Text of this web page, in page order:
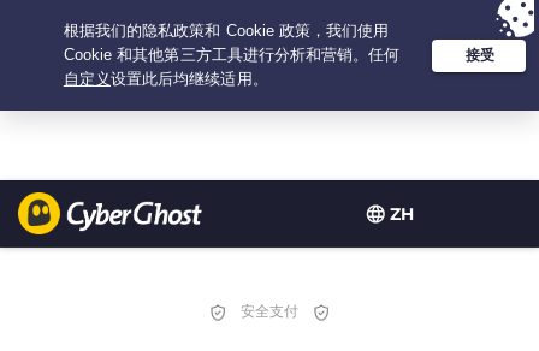
ZH
Your choice:The Best Dealfor 2.1666666666667-years at $2.19
/month
安全支付